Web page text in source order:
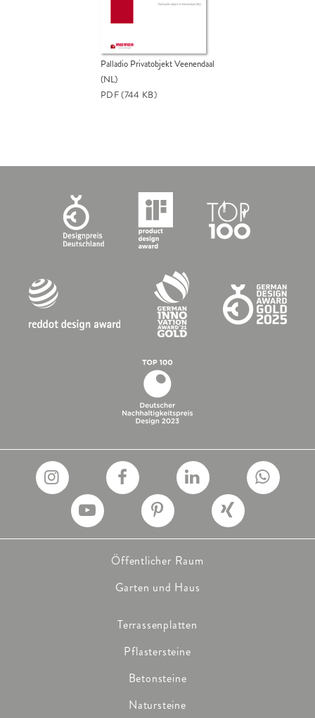
Palladio Privatobjekt Veenendaal
(NL)
PDF(744 KB)
Öffentlicher Raum
Garten und Haus
Terrassenplatten
Pflastersteine
Betonsteine
Natursteine